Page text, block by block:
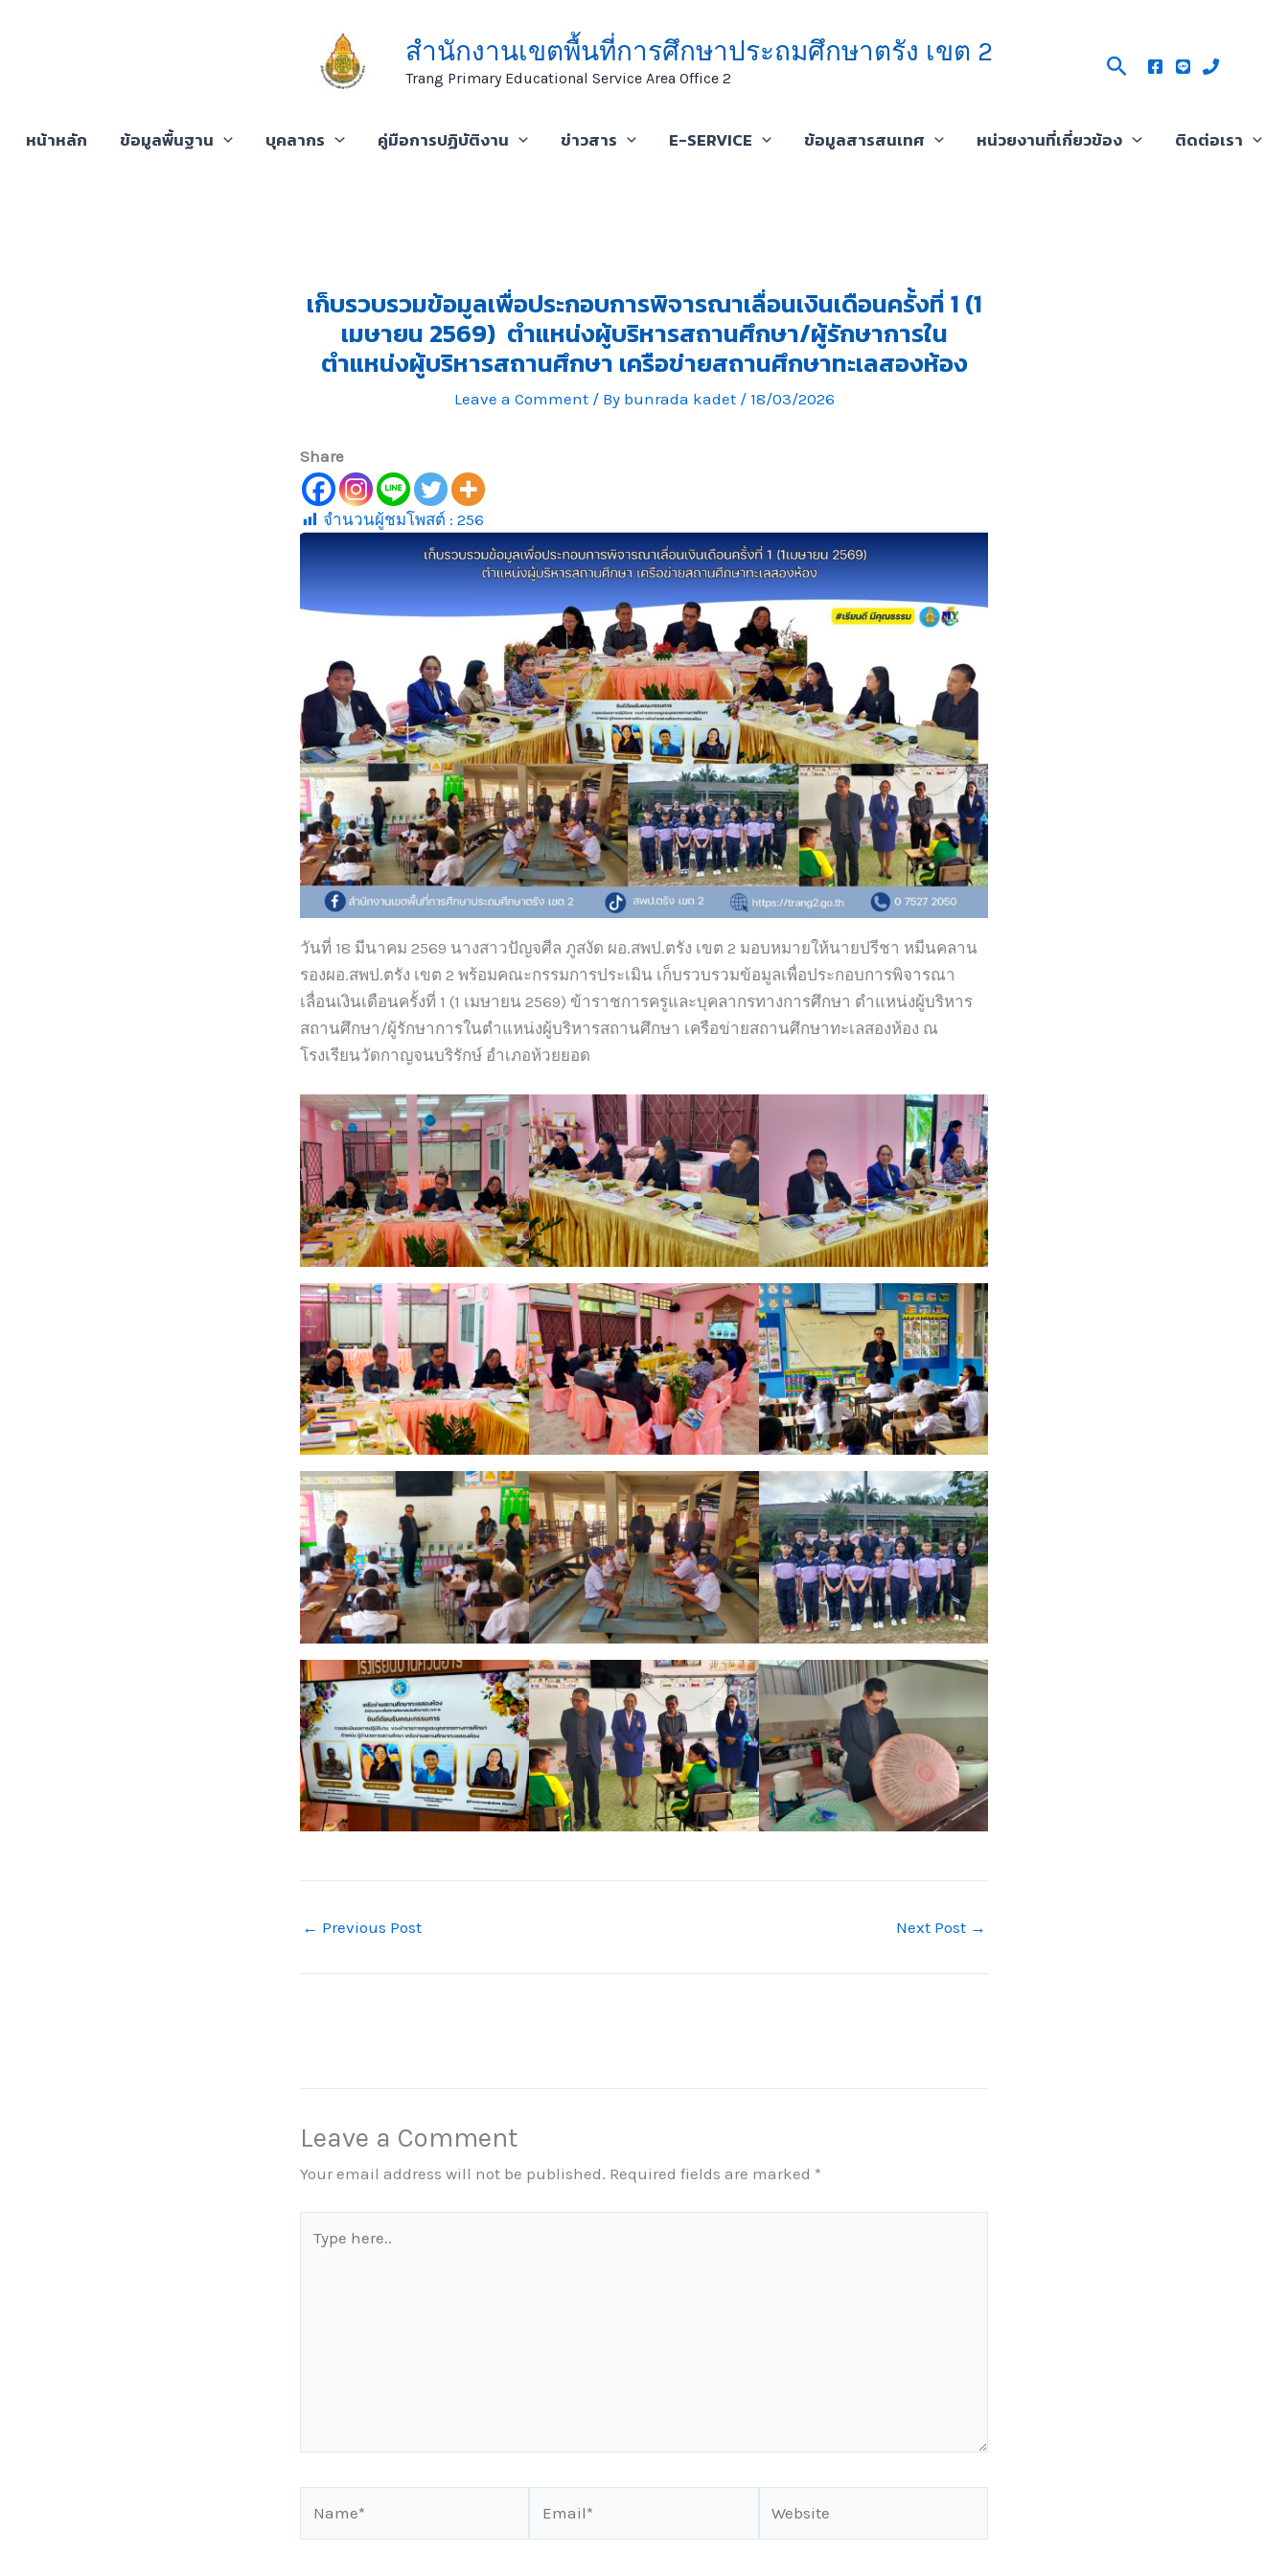
สำนักงานเขตพื้นที่การศึกษาประถมศึกษาตรัง เขต 2
Trang Primary Educational Service Area Office 2
Search
หน้าหลัก ข้อมูลพื้นฐาน บุคลากร คู่มือการปฏิบัติงาน ข่าวสาร E-SERVICE ข้อมูลสารสนเทศ หน่วยงานที่เกี่ยวข้อง ติดต่อเรา
เก็บรวบรวมข้อมูลเพื่อประกอบการพิจารณาเลื่อนเงินเดือนครั้งที่ 1 (1
เมษายน 2569) ตำแหน่งผู้บริหารสถานศึกษา/ผู้รักษาการใน
ตำแหน่งผู้บริหารสถานศึกษา เครือข่ายสถานศึกษาทะเลสองห้อง
Leave a Comment / By bunrada kadet / 18/03/2026
Share
จำนวนผู้ชมโพสต์ : 256
วันที่ 18 มีนาคม 2569 นางสาวปัญจศีล ภูสงัด ผอ.สพป.ตรัง เขต 2 มอบหมายให้นายปรีชา หมีนคลาน
รองผอ.สพป.ตรัง เขต 2 พร้อมคณะกรรมการประเมิน เก็บรวบรวมข้อมูลเพื่อประกอบการพิจารณา
เลื่อนเงินเดือนครั้งที่ 1 (1 เมษายน 2569) ข้าราชการครูและบุคลากรทางการศึกษา ตำแหน่งผู้บริหาร
สถานศึกษา/ผู้รักษาการในตำแหน่งผู้บริหารสถานศึกษา เครือข่ายสถานศึกษาทะเลสองห้อง ณ
โรงเรียนวัดกาญจนบริรักษ์ อำเภอห้วยยอด
← Previous Post Next Post →
Leave a Comment
Your email address will not be published. Required fields are marked *
here..